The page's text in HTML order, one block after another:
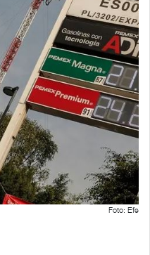
Foto: Efe